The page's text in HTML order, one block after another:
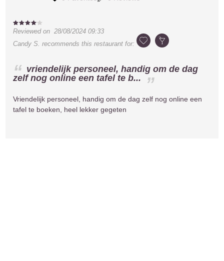
Reviewed on28/08/2024 09:33
Candy S. recommends this restaurant for:
vriendelijk personeel, handig om de dag
zelf nog online een tafel te b...
Vriendelijk personeel, handig om de dag zelf nog online een
tafel te boeken, heel lekker gegeten